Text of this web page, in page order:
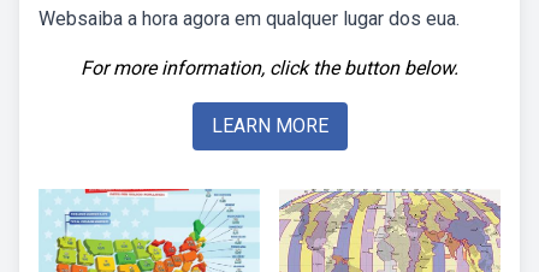
Websaiba a hora agora em qualquer lugar dos eua.
For more information, click the button below.
LEARN MORE